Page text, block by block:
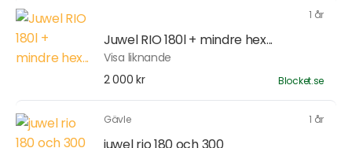
1 år
Juwel RIO 180l + mindre hex...
Visa liknande
2 000 kr
Blocket.se
Gävle 1 år